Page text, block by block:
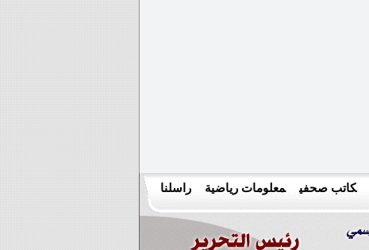
كاتب صحفي معلومات رياضية راسلنا